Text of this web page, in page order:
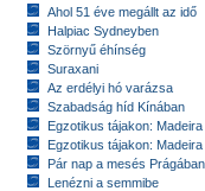
Ahol 51 éve megállt az idő
Halpiac Sydneyben
Szörnyű éhínség
Suraxani
Az erdélyi hó varázsa
Szabadság híd Kínában
Egzotikus tájakon:
Egzotikus tájakon:
Pár nap a mesés Prágában
Lenézni a semmibe